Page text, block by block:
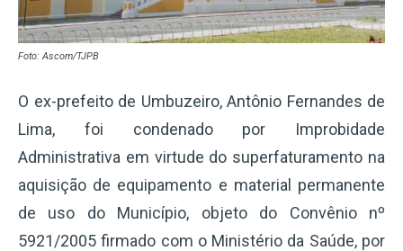
Foto: Ascom/TJPB
O ex-prefeito de Umbuzeiro, Antônio Fernandes de
Lima, foi condenado por Improbidade
Administrativa em virtude do superfaturamento na
aquisição de equipamento e material permanente
de uso do Município, objeto do Convênio nº
5921/2005 firmado com o Ministério da Saúde, por